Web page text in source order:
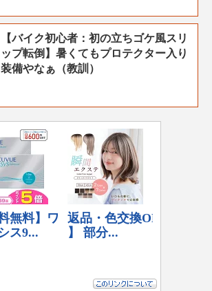
【バイク初心者：初の立ちゴケ風スリ
ップ転倒】暑くてもプロテクター入り
装備やなぁ（教訓）